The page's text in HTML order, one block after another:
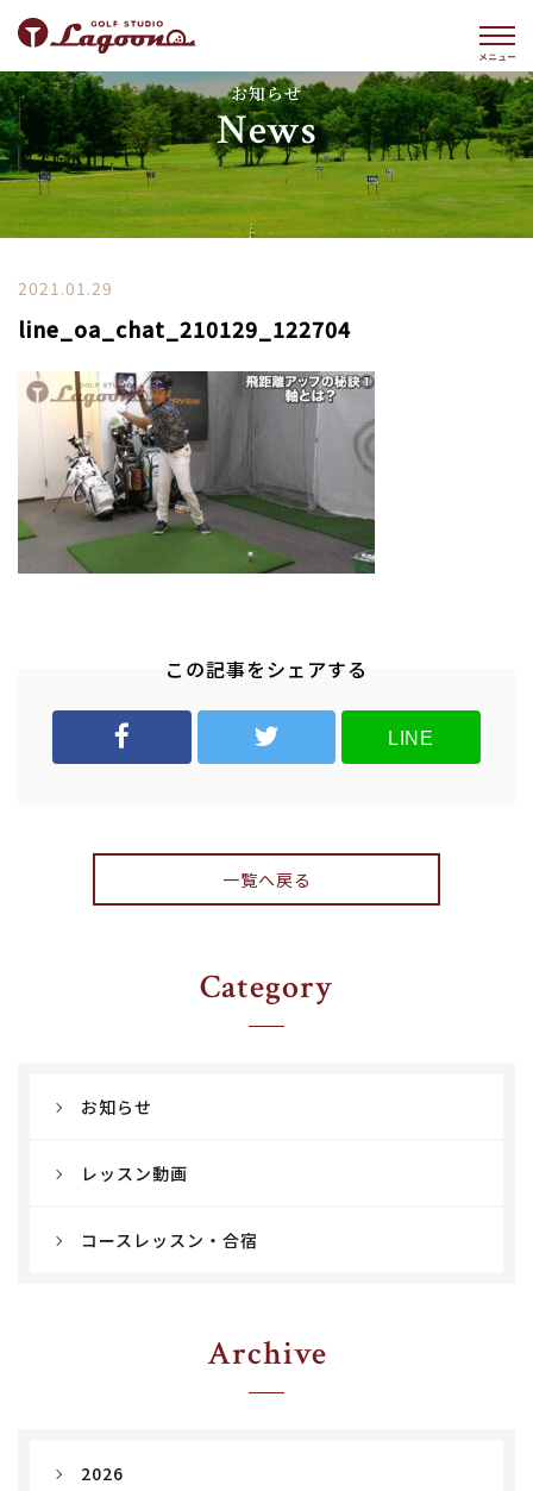
お知らせ
News
2021.01.29
line_oa_chat_210129_122704
この記事をシェアする
LINE
一覧へ戻る
Category
お知らせ
レッスン動画
コースレッスン・合宿
Archive
2026